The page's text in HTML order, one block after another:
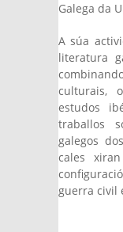
Galega da
A súa
literatura
culturais,
estudos
traballos
galegos
cales
guerra civil